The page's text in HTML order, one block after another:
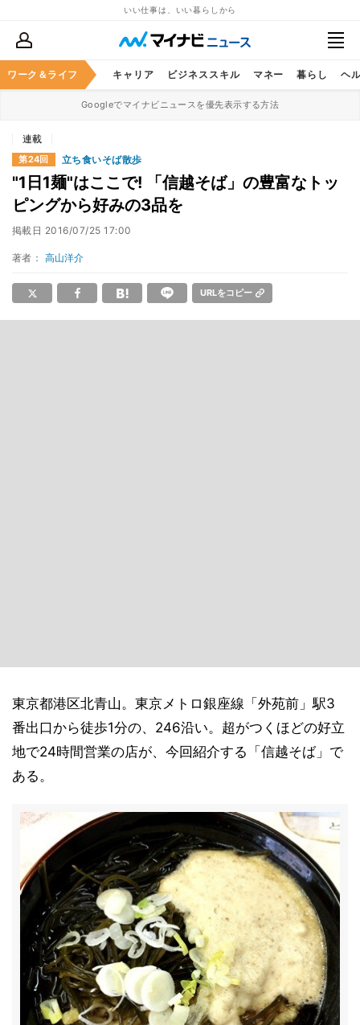
いい仕事は、いい暮らしから
ワーク＆ライフ キャリア ビジネススキル マネー 暮らし ヘ
Googleでマイナビニュースを優先表示する方法
連載
第24回 立ち食いそば散歩
"1日1麺"はここで! 「信越そば」の豊富なトッ
ピングから好みの3品を
掲載日 2016/07/25 17:00
著者： 高山洋介
URLをコピー
東京都港区北青山。東京メトロ銀座線「外苑前」駅3
番出口から徒歩1分の、246沿い。超がつくほどの好立
地で24時間営業の店が、今回紹介する「信越そば」で
ある。